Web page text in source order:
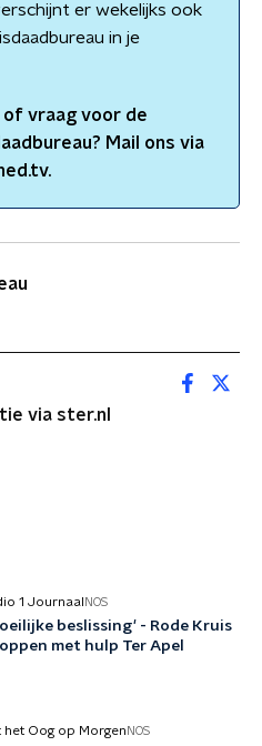
er wekelijks ook
in je
of vraag voor de
? Mail ons via
via ster.nl
1 Journaal NOS
beslissing' - Rode Kruis
met hulp Ter Apel
het Oog op Morgen NOS